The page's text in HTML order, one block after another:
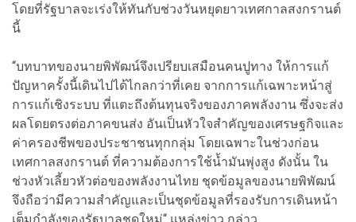
โดยที่รัฐบาลจะเร่งให้ทันกับช่วงวันหยุดยาวเทศกาลสงกรานต์
นี้
“บทบาทของนายพิพัฒน์จึงเปรียบเสมือนคนปูทาง ให้การแก้
ปัญหาครั้งนี้เดินไปได้ไกลกว่าที่เคย จากการแก้เฉพาะหน้าสู่
การแก้เชิงระบบ ที่แตะถึงต้นทุนจริงของภาคพลังงาน ซึ่งจะส่ง
ผลโดยตรงต่อภาคขนส่ง อันเป็นหัวใจสำคัญของเศรษฐกิจและ
ค่าครองชีพของประชาชนทุกกลุ่ม โดยเฉพาะในช่วงก่อน
เทศกาลสงกรานต์ ที่ความต้องการใช้น้ำมันพุ่งสูง ดังนั้น ใน
ช่วงหัวเลี้ยวหัวต่อของพลังงานไทย ชุดข้อมูลของนายพิพัฒน์
จึงถือว่ามีความสำคัญและเป็นชุดข้อมูลที่รองรับการเดินหน้า